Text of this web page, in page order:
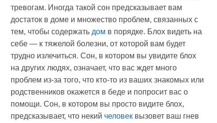
тревогам. Иногда такой сон предсказывает вам
достаток в доме и множество проблем, связанных с
тем, чтобы содержать дом в порядке. Блох видеть на
себе — к тяжелой болезни, от которой вам будет
трудно излечиться. Сон, в котором вы увидите блох
на других людях, означает, что вас ждет много
проблем из-за того, что кто-то из ваших знакомых или
родственников окажется в беде и попросит вас о
помощи. Сон, в котором вы просто видите блох,
предсказывает, что некий человек вызовет ваш гнев